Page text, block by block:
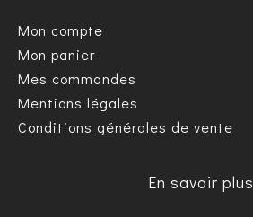
Mon compte
Mon panier
Mes commandes
Mentions légales
Conditions générales de vente
En savoir plus